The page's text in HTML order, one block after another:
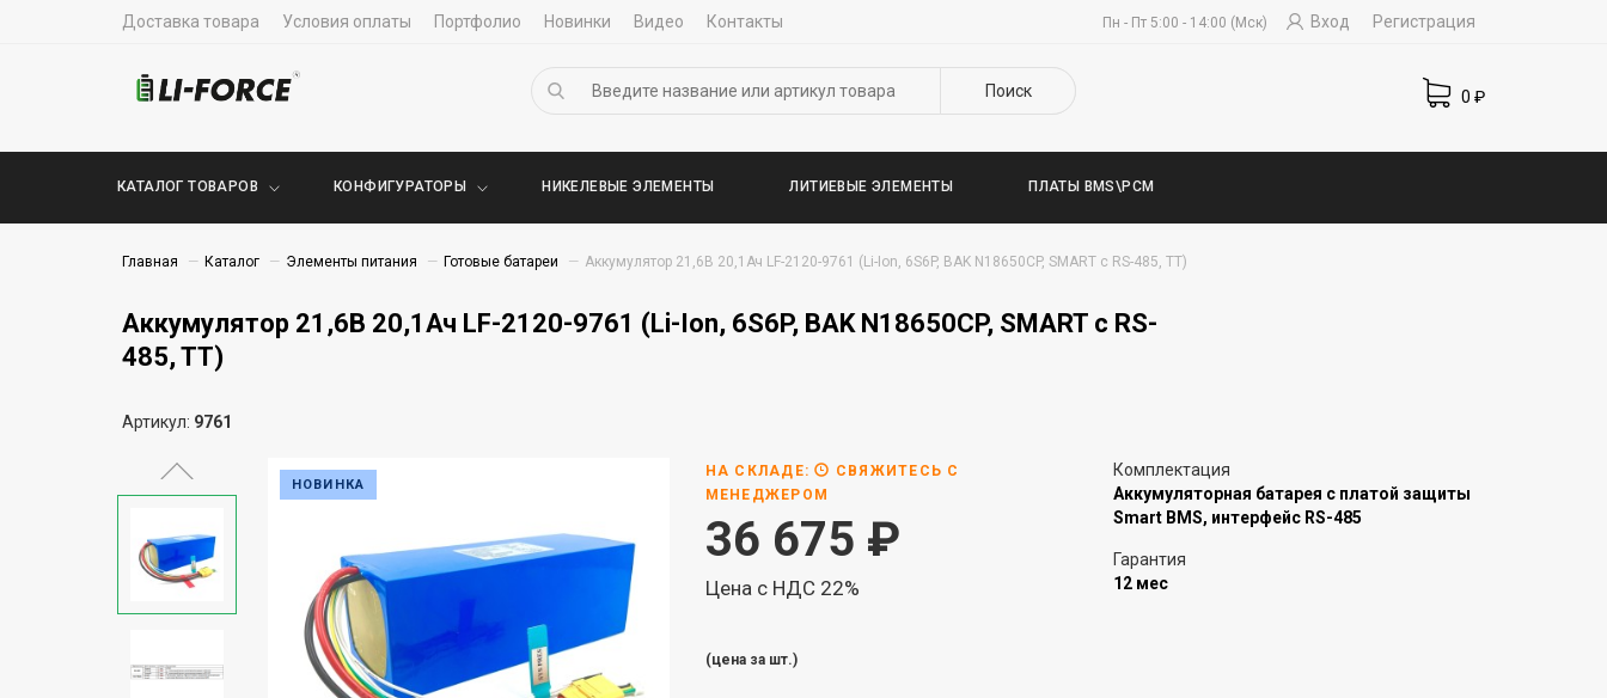
Доставка товара Условия оплаты Портфолио Новинки Видео Контакты Пн - Пт 5:00 - 14:00 (Мск) Вход Регистрация
Поиск 0 ₽
КАТАЛОГ ТОВАРОВ КОНФИГУРАТОРЫ НИКЕЛЕВЫЕ ЭЛЕМЕНТЫ ЛИТИЕВЫЕ ЭЛЕМЕНТЫ ПЛАТЫ BMS\PCM
Главная Каталог Элементы питания Готовые батареи Аккумулятор 21,6В 20,1Ач LF-2120-9761 (Li-Ion, 6S6P, BAK N18650CP, SMART с RS-485, TT)
Аккумулятор 21,6В 20,1Ач LF-2120-9761 (Li-Ion, 6S6P, BAK N18650CP, SMART с RS-
485, TT)
Артикул: 9761
НОВИНКА
НА СКЛАДЕ:
СВЯЖИТЕСЬ С
МЕНЕДЖЕРОМ
36 675 ₽
Цена с НДС 22%
(цена за шт.)
Комплектация
Аккумуляторная батарея с платой защиты
Smart BMS, интерфейс RS-485
Гарантия
12 мес